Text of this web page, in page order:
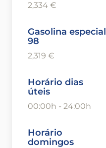
2,334 €
Gasolina especial
98
2,319 €
Horário dias
úteis
00:00h - 24:00h
Horário
domingos